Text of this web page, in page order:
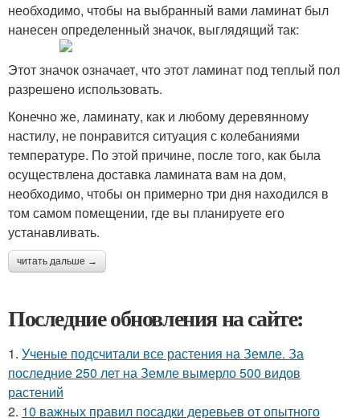
необходимо, чтобы на выбранный вами ламинат был
нанесен определенный значок, выглядящий так:
Этот значок означает, что этот ламинат под теплый пол
разрешено использовать.
Конечно же, ламинату, как и любому деревянному
настилу, не понравится ситуация с колебаниями
температуре. По этой причине, после того, как была
осуществлена доставка ламината вам на дом,
необходимо, чтобы он примерно три дня находился в
том самом помещении, где вы планируете его
устанавливать.
читать дальше →
Последние обновления на сайте:
1. Ученые подсчитали все растения на Земле. За
последние 250 лет на Земле вымерло 500 видов
растений
2. 10 важных правил посадки деревьев от опытного